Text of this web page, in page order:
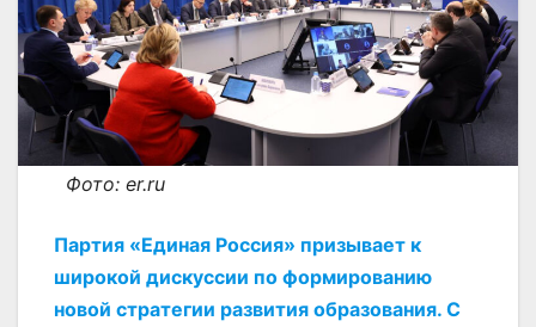
Фото: er.ru
Партия «Единая Россия» призывает к
широкой дискуссии по формированию
новой стратегии развития образования. С